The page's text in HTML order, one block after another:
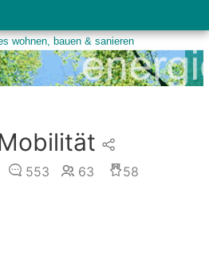
553 63
58